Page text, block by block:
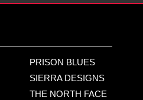
PRISON BLUES
SIERRA DESIGNS
THE NORTH FACE